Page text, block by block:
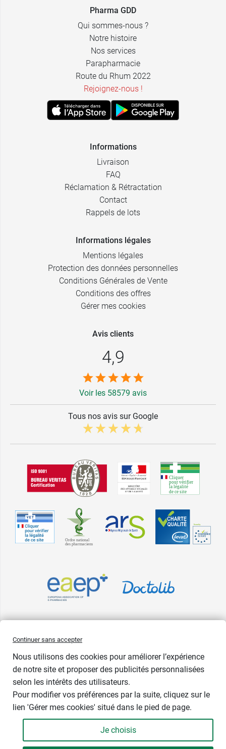
- +
Pharma GDD
Qui sommes-nous ?
Notre histoire
Nos services
Parapharmacie
Route du Rhum 2022
Rejoignez-nous !
Informations
Livraison
FAQ
Réclamation & Rétractation
Contact
Rappels de lots
Informations légales
Mentions légales
Protection des données personnelles
Conditions Générales de Vente
Conditions des offres
Gérer mes cookies
Avis clients
4,9
Voir les 58579 avis
Tous nos avis sur Google
Pharma GDD adhère à la Fédération du e-commerce et de la vente à
européen Ecommerce Europe Trustmark.
Continuer sans accepter
Nous utilisons des cookies pour améliorer l’expérience
de notre site et proposer des publicités personnalisées
selon les intérêts des utilisateurs.
Pour modifier vos préférences par la suite, cliquez sur le
lien 'Gérer mes cookies' situé dans le pied de page.
Je choisis